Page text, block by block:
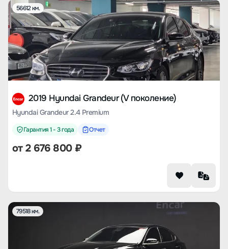
56612 км.
2019 Hyundai Grandeur (V поколение)
Hyundai Grandeur 2.4 Premium
Гарантия 1 - 3 года Отчет
от2 676 800₽
79518 км.